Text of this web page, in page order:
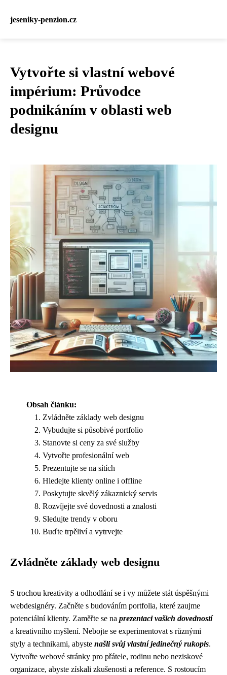
jeseniky-penzion.cz
Vytvořte si vlastní webové
impérium: Průvodce
podnikáním v oblasti web
designu
Obsah článku:
Zvládněte základy web designu
Vybudujte si působivé portfolio
Stanovte si ceny za své služby
Vytvořte profesionální web
Prezentujte se na sítích
Hledejte klienty online i offline
Poskytujte skvělý zákaznický servis
Rozvíjejte své dovednosti a znalosti
Sledujte trendy v oboru
Buďte trpěliví a vytrvejte
Zvládněte základy web designu
S trochou kreativity a odhodlání se i vy můžete stát úspěšnými
webdesignéry. Začněte s budováním portfolia, které zaujme
potenciální klienty. Zaměřte se na prezentaci vašich dovedností
a kreativního myšlení. Nebojte se experimentovat s různými
styly a technikami, abyste našli svůj vlastní jedinečný rukopis.
Vytvořte webové stránky pro přátele, rodinu nebo neziskové
organizace, abyste získali zkušenosti a reference. S rostoucím